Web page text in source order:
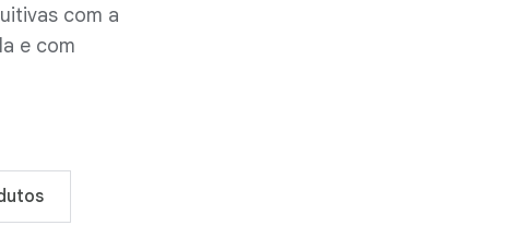
com a
e com